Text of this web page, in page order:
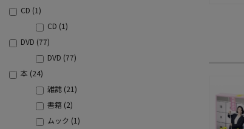
CD (1)
CD (1)
DVD (77)
DVD (77)
本 (24)
雑誌 (21)
書籍 (2)
ムック (1)